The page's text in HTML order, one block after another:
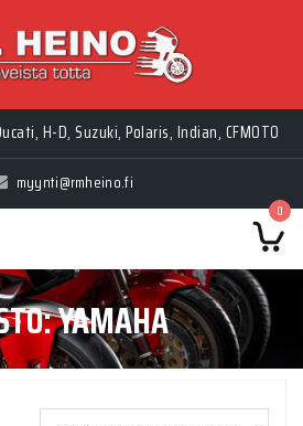
H-D, Suzuki, Polaris, Indian, CFMOTO
myynti@rmheino.fi
0
YAMAHA